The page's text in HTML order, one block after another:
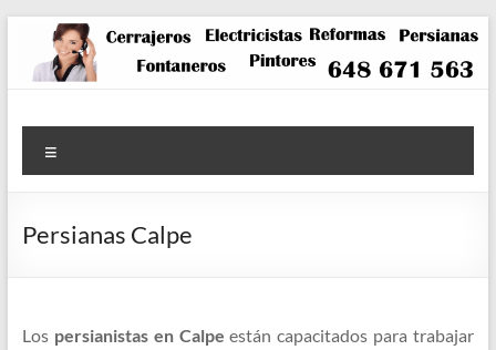
contenido
Persianas Calpe
Los persianistas en Calpe están capacitados para trabajar